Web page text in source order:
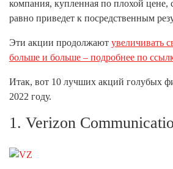
компания, купленная по плохой цене,
равно приведет к посредственным
Эти акции продолжают увеличивать
больше и больше – подробнее по
Итак, вот 10 лучших акций голубых
2022 году.
1. Verizon